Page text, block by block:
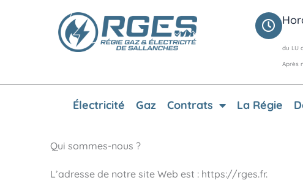
du LU
Après
Électricité Gaz Contrats La Régie
Qui sommes-nous ?
L’adresse de notre site Web est : https://rges.fr.